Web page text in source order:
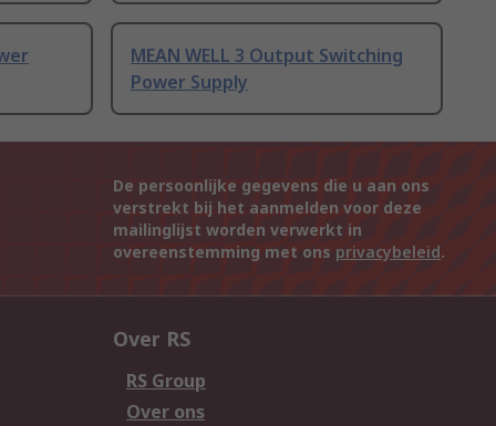
MEAN WELL 3 Output Switching
Power Supply
De persoonlijke gegevens die u aan ons
verstrekt bij het aanmelden voor deze
mailinglijst worden verwerkt in
overeenstemming met ons privacybeleid.
Over RS
RS Group
Over ons